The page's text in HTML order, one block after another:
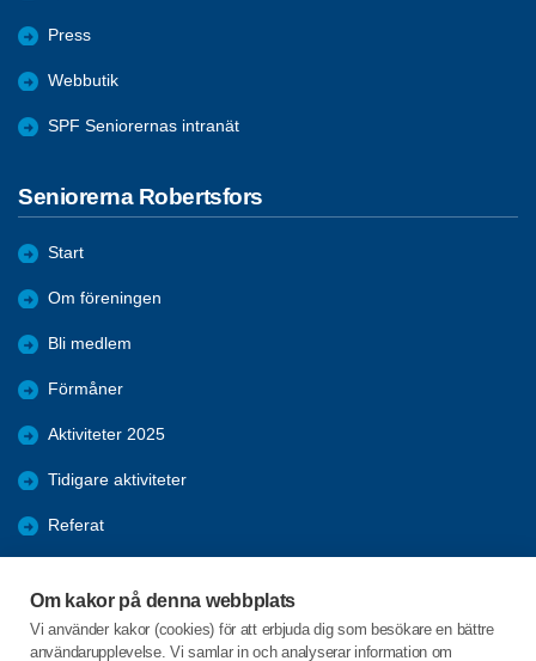
Om kakor på denna webbplats
Vi använder kakor (cookies) för att erbjuda dig som besökare en bättre
användarupplevelse. Vi samlar in och analyserar information om
Press
Webbutik
SPF Seniorernas intranät
Seniorerna Robertsfors
Start
Om föreningen
Bli medlem
Förmåner
Aktiviteter 2025
Tidigare aktiviteter
Referat
Bildgalleri